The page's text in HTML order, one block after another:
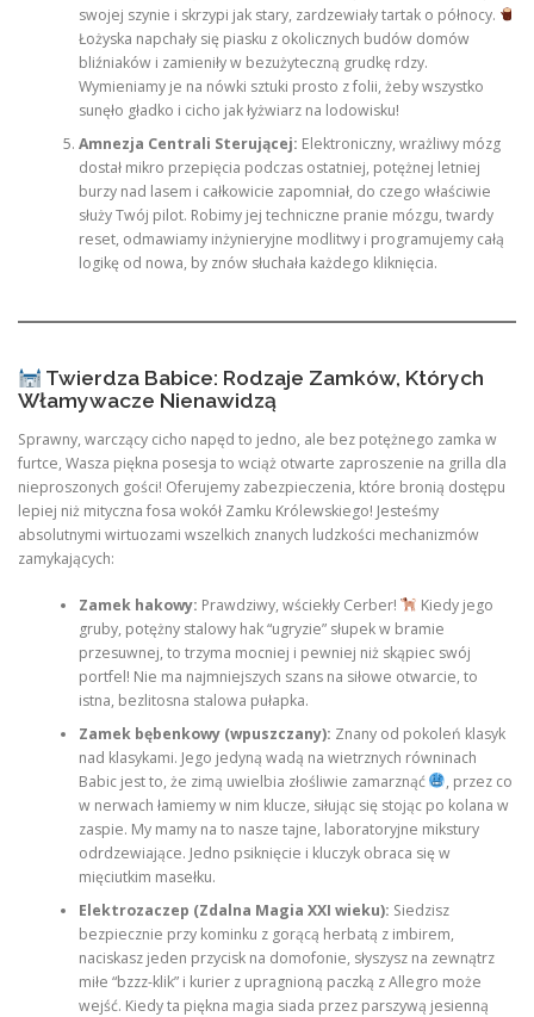
swojej szynie i skrzypi jak stary, zardzewiały tartak o północy.
Łożyska napchały się piasku z okolicznych budów domów
bliźniaków i zamieniły w bezużyteczną grudkę rdzy.
Wymieniamy je na nówki sztuki prosto z folii, żeby wszystko
sunęło gładko i cicho jak łyżwiarz na lodowisku!
Amnezja Centrali Sterującej: Elektroniczny, wrażliwy mózg
dostał mikro przepięcia podczas ostatniej, potężnej letniej
burzy nad lasem i całkowicie zapomniał, do czego właściwie
służy Twój pilot. Robimy jej techniczne pranie mózgu, twardy
reset, odmawiamy inżynieryjne modlitwy i programujemy całą
logikę od nowa, by znów słuchała każdego kliknięcia.
Twierdza Babice: Rodzaje Zamków, Których
Włamywacze Nienawidzą
Sprawny, warczący cicho napęd to jedno, ale bez potężnego zamka w
furtce, Wasza piękna posesja to wciąż otwarte zaproszenie na grilla dla
nieproszonych gości! Oferujemy zabezpieczenia, które bronią dostępu
lepiej niż mityczna fosa wokół Zamku Królewskiego! Jesteśmy
absolutnymi wirtuozami wszelkich znanych ludzkości mechanizmów
zamykających:
Zamek hakowy: Prawdziwy, wściekły Cerber!
Kiedy jego
gruby, potężny stalowy hak “ugryzie” słupek w bramie
przesuwnej, to trzyma mocniej i pewniej niż skąpiec swój
portfel! Nie ma najmniejszych szans na siłowe otwarcie, to
istna, bezlitosna stalowa pułapka.
Zamek bębenkowy (wpuszczany): Znany od pokoleń klasyk
nad klasykami. Jego jedyną wadą na wietrznych równinach
Babic jest to, że zimą uwielbia złośliwie zamarznąć
, przez co
w nerwach łamiemy w nim klucze, siłując się stojąc po kolana w
zaspie. My mamy na to nasze tajne, laboratoryjne mikstury
odrdzewiające. Jedno psiknięcie i kluczyk obraca się w
mięciutkim masełku.
Elektrozaczep (Zdalna Magia XXI wieku): Siedzisz
bezpiecznie przy kominku z gorącą herbatą z imbirem,
naciskasz jeden przycisk na domofonie, słyszysz na zewnątrz
miłe “bzzz-klik” i kurier z upragnioną paczką z Allegro może
wejść. Kiedy ta piękna magia siada przez parszywą jesienną